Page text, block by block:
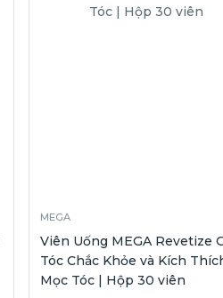
MEGA
Viên Uống MEGA Revetize
Tóc Chắc Khỏe và Kích
Mọc Tóc | Hộp 30 viên